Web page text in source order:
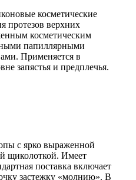
– любые действия,
уничтожение
других носителях.
персональные данные:
и обработка обезличенных
«cookie») с помощью сервисов
данных
почты, номера телефона,
косметические
протезов верхних
косметическим
папиллярными
Применяется в
запястья и предплечья.
с ярко выраженной
щиколоткой. Имеет
поставка включает
застежку «молнию». В